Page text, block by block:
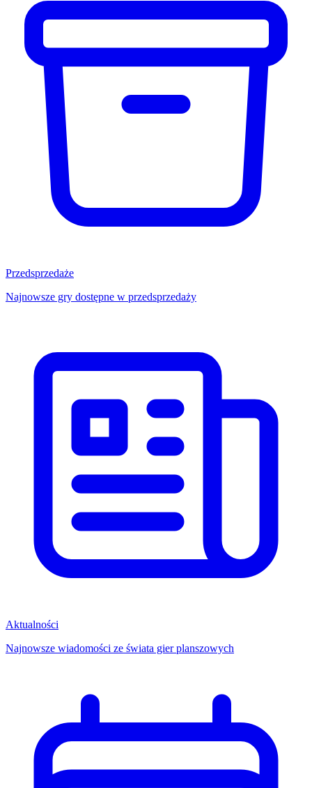
Przedsprzedaże
Najnowsze gry dostępne w przedsprzedaży
Aktualności
Najnowsze wiadomości ze świata gier planszowych